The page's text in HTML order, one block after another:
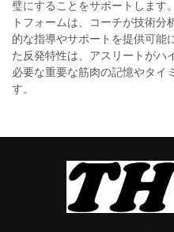
璧にすることをサポートします
トフォームは、コーチが技術
的な指導やサポートを提供可能
た反発特性は、アスリートがハ
必要な重要な筋肉の記憶やタイ
す。